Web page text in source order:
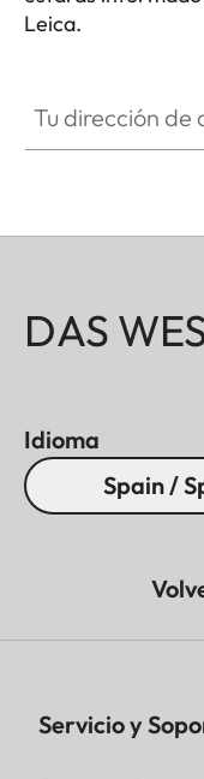
Leica.
DAS
Idioma
Spain /
Servicio y